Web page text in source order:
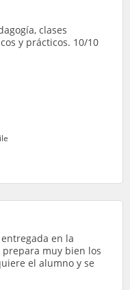
clases
y prácticos. 10/10
en la
prepara muy bien los
el alumno y se